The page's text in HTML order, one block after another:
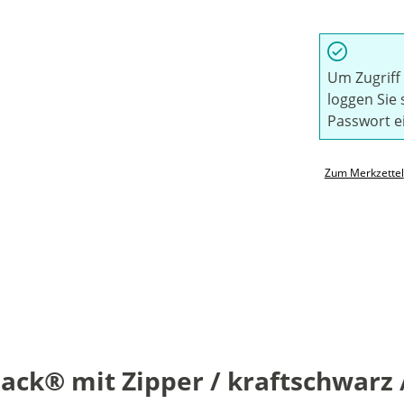
Um
loggen
Passwort
Zum Merkzettel
mit Zipper / kraftschwarz